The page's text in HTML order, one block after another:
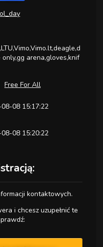
only,gg arena,gloves,knif
Free For All
08 15:17:22
08 15:20:22
kontaktowych.
i chcesz uzupełnić te